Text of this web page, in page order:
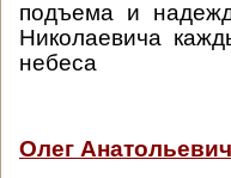
подъема и
Николаевича
небеса
Олег Анатольевич